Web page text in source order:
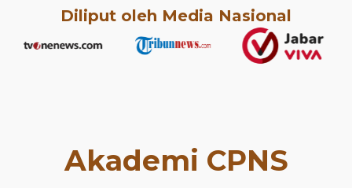
Diliput oleh Media Nasional
Akademi CPNS